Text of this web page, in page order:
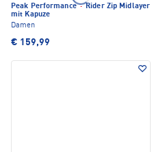
Peak Performance·Rider Zip Midlayer
mit Kapuze
Damen
€ 159,99